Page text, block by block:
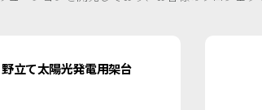
野立て太陽光発電用架台